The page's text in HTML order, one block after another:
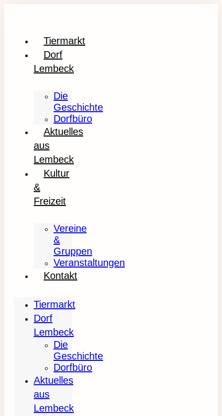
Tiermarkt
Dorf
Lembeck
Die
Geschichte
Dorfbüro
Aktuelles
aus
Lembeck
Kultur
&
Freizeit
Vereine
&
Gruppen
Veranstaltungen
Kontakt
Tiermarkt
Dorf
Lembeck
Die
Geschichte
Dorfbüro
Aktuelles
aus
Lembeck